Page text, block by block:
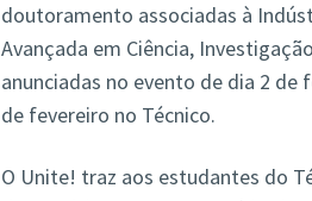
doutoramento associadas à
Avançada em Ciência,
anunciadas no evento de dia 2 de
de fevereiro no Técnico.
O Unite! traz aos estudantes do